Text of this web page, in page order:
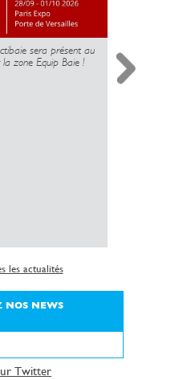
sera présent au
zone Equip Baie !
les actualités
NOS NEWS
Twitter